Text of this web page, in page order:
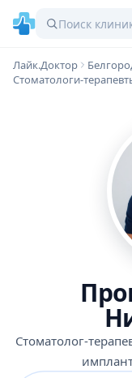
Лайк.Доктор
Стоматологи-
Стоматолог-